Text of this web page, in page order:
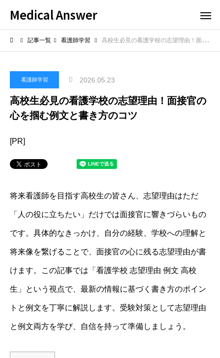
Medical Answer
記事一覧 看護師学習 高校生必見の看護学校の志望理由！面接官の心を掴む例文と書き方のコツ
看護師学習 2026.05.23
高校生必見の看護学校の志望理由！面接官の
心を掴む例文と書き方のコツ
[PR]
将来看護師を目指す高校生の皆さん、志望理由はただ
「人の役に立ちたい」だけでは面接官に響きづらいもの
です。具体的なきっかけ、自分の経験、学校への理解と
将来像を繋げることで、面接官の心に残る志望理由が書
けます。この記事では「看護学校 志望理由 例文 高校
生」という視点で、最新の情報に基づく書き方のポイン
トと例文を丁寧に解説します。受験対策として志望理由
と例文両方を学び、自信を持って準備しましょう。